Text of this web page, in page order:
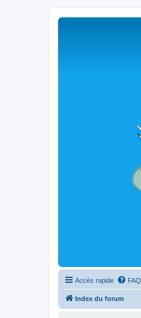
Accès rapide FAQ
Index du forum